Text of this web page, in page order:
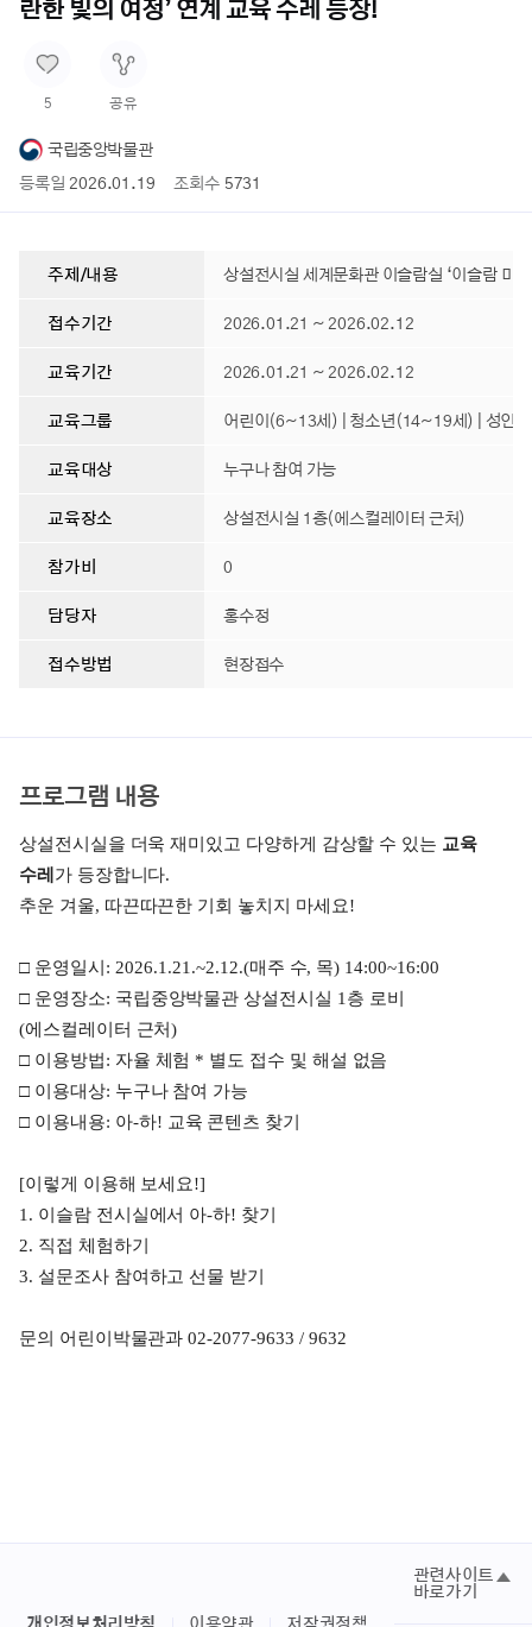
란한 빛의 여정’ 연계 교육 수레 등장!
5 공유
국립중앙박물관
등록일 2026.01.19 조회수 5731
주제/내용 상설전시실 세계문화관 이슬람실 ‘이슬람 미
접수기간 2026.01.21 ~ 2026.02.12
교육기간 2026.01.21 ~ 2026.02.12
교육그룹 어린이(6~13세) | 청소년(14~19세) | 성인 ,
교육대상 누구나 참여 가능
교육장소 상설전시실 1층(에스컬레이터 근처)
참가비 0
담당자 홍수정
접수방법 현장접수
프로그램 내용
상설전시실을 더욱 재미있고 다양하게 감상할 수 있는 교육
수레 가 등장합니다.
추운 겨울, 따끈따끈한 기회 놓치지 마세요!
□ 운영일시 : 2026.1.21.~2.12.(매주 수, 목) 14:00~16:00
□ 운영장소: 국립중앙박물관 상설전시실 1 층 로비
(에스컬레이터 근처)
□ 이용방법: 자율 체험 * 별도 접수 및 해설 없음
□ 이용대상: 누구나 참여 가능
□ 이용내용: 아-하! 교육 콘텐츠 찾기
[이렇게 이용해 보세요!]
1. 이슬람 전시실에서 아-하! 찾기
2. 직접 체험하기
3. 설문조사 참여하고 선물 받기
문의 어린이박물관과02-2077-9633 / 9632
관련사이트
바로가기